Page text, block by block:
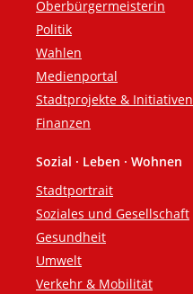
Oberbürgermeisterin
Politik
Wahlen
Medienportal
Stadtprojekte & Initiativen
Finanzen
Sozial · Leben · Wohnen
Stadtportrait
Soziales und Gesellschaft
Gesundheit
Umwelt
Verkehr & Mobilität